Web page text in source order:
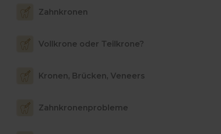
Zahnkronen
Vollkrone oder Teilkrone?
Kronen, Brücken, Veneers
Zahnkronenprobleme